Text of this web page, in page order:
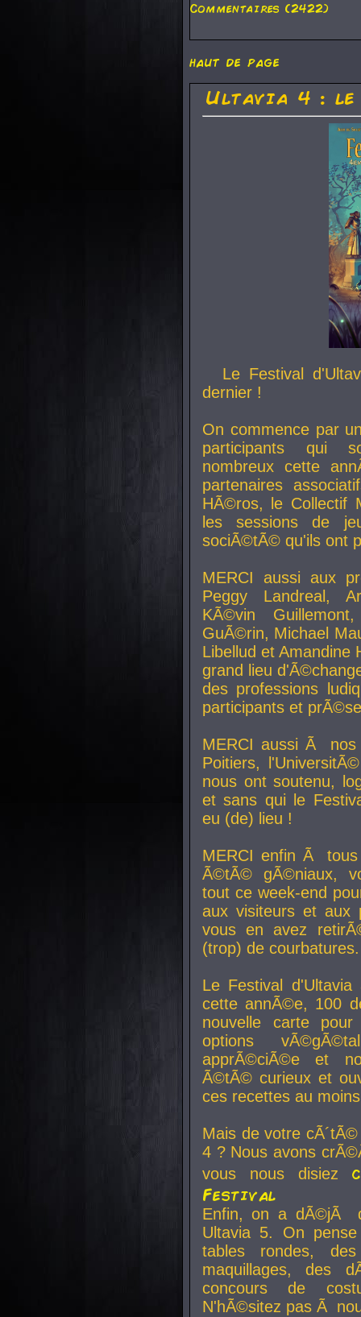
Commentaires (2422)
haut de page
Ultavia 4 :
Le Festival
dernier !
On commence par
participants qui
nombreux cette
partenaires
HÃ©ros, le Collectif
les sessions de
sociÃ©tÃ© qu'ils ont
MERCI aussi aux
Peggy Landreal,
KÃ©vin
GuÃ©rin, Michael
Libellud et Amandine
grand lieu
des professions
participants et
MERCI aussi Ã nos
Poitiers,
nous ont soutenu,
et sans qui le
eu (de) lieu !
MERCI enfin Ã
Ã©tÃ© gÃ©niaux,
tout ce week-end
aux visiteurs et aux
vous en avez
(trop) de courbatures.
Le Festival
cette annÃ©e, 100
nouvelle carte
options
apprÃ©ciÃ©e et
Ã©tÃ© curieux et
ces recettes au
Mais de votre
4 ? Nous avons
vous nous disiez
Festival
Enfin, on a dÃ©jÃ
Ultavia 5. On
tables rondes,
maquillages, des
concours de
N'hÃ©sitez pas Ã